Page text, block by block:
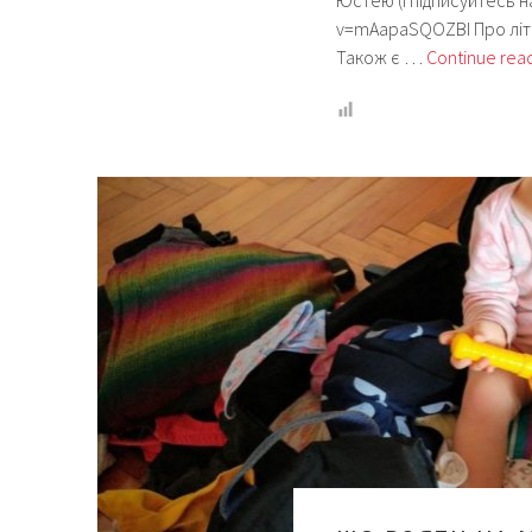
v=mAapaSQOZBI Про
Також є … Continue